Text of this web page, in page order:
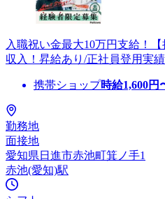
入職祝い金最大10万円支給！
収入！昇給あり/正社員登用実
携帯ショップ時給1,600円
勤務地
面接地
愛知県日進市赤池町箕ノ手1
赤池(愛知)駅